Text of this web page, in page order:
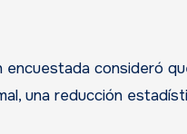
consideró
una reducción